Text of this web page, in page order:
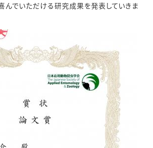
んでいただける研究成果を発表していきま